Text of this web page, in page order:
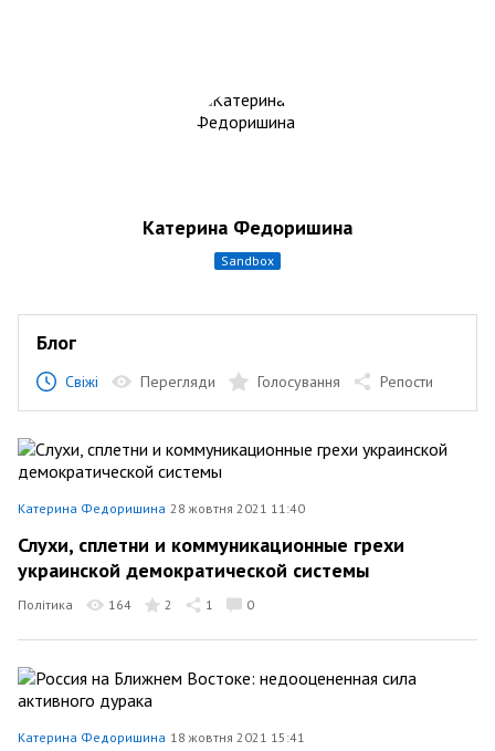
Катерина Федоришина
sandbox
Блог
Свіжі Перегляди Голосування Репости
Катерина Федоришина 28 жовтня 2021 11:40
Слухи, сплетни и коммуникационные грехи
украинской демократической системы
Політика 164 2 1 0
Катерина Федоришина 18 жовтня 2021 15:41